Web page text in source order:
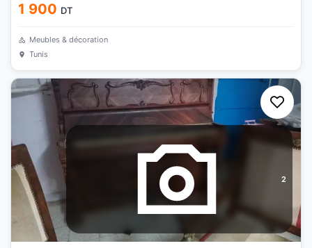
1 900 DT
Meubles & décoration
Tunis
2